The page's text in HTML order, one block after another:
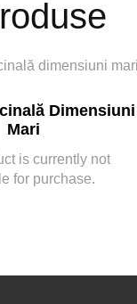
Dimensiuni
Mari
is currently not
for purchase.